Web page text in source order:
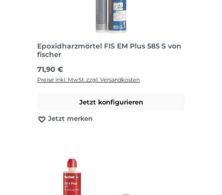
Epoxidharzmörtel FIS EM Plus 585 S von
fischer
Regulärer Preis:
71,90 €
Preise inkl. MwSt. zzgl. Versandkosten
Jetzt konfigurieren
Jetzt merken